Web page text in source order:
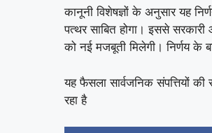
कानूनी विशेषज्ञों के अनुसार यह
पत्थर साबित होगा। इससे
को नई मजबूती मिलेगी। निर्णय के
यह फैसला सार्वजनिक संपत्तियों की
रहा है